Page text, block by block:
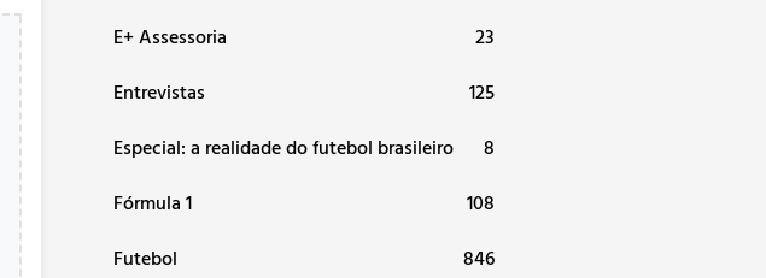
E+ Assessoria
23
Entrevistas
125
Especial: a realidade do futebol brasileiro
8
Fórmula 1
108
Futebol
846